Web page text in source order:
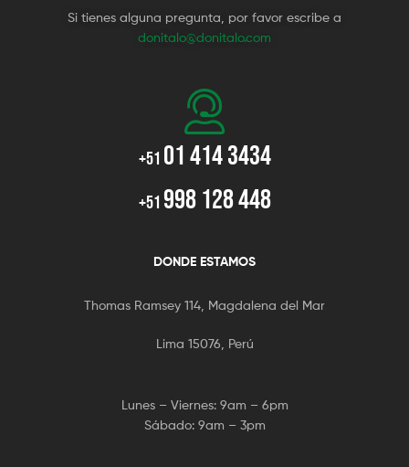
Si tienes alguna pregunta, por favor escribe a
donitalo@donitalo.com
+51 01 414 3434
+51 998 128 448
DONDE ESTAMOS
Thomas Ramsey 114, Magdalena del Mar
Lima 15076, Perú
Lunes – Viernes: 9am – 6pm
Sábado: 9am – 3pm